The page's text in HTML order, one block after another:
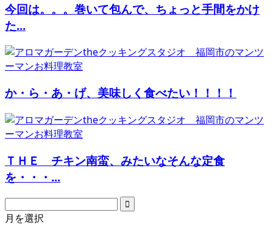
今回は。。。巻いて包んで、ちょっと手間をかけ
た...
か・ら・あ・げ、美味しく食べたい！！！！
ＴＨＥ チキン南蛮、みたいなそんな定食
を・・・...
月を選択